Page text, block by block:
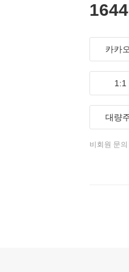
카카
1:1
대량
비회원 문의